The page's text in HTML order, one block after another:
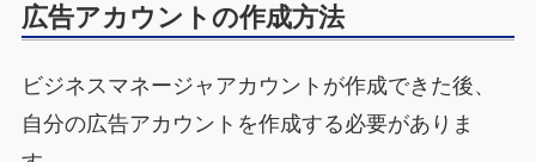
広告アカウントの作成方法
ビジネスマネージャアカウントが作成できた後、
自分の広告アカウントを作成する必要がありま